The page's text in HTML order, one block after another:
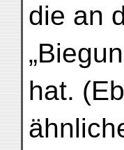
die an
hat.